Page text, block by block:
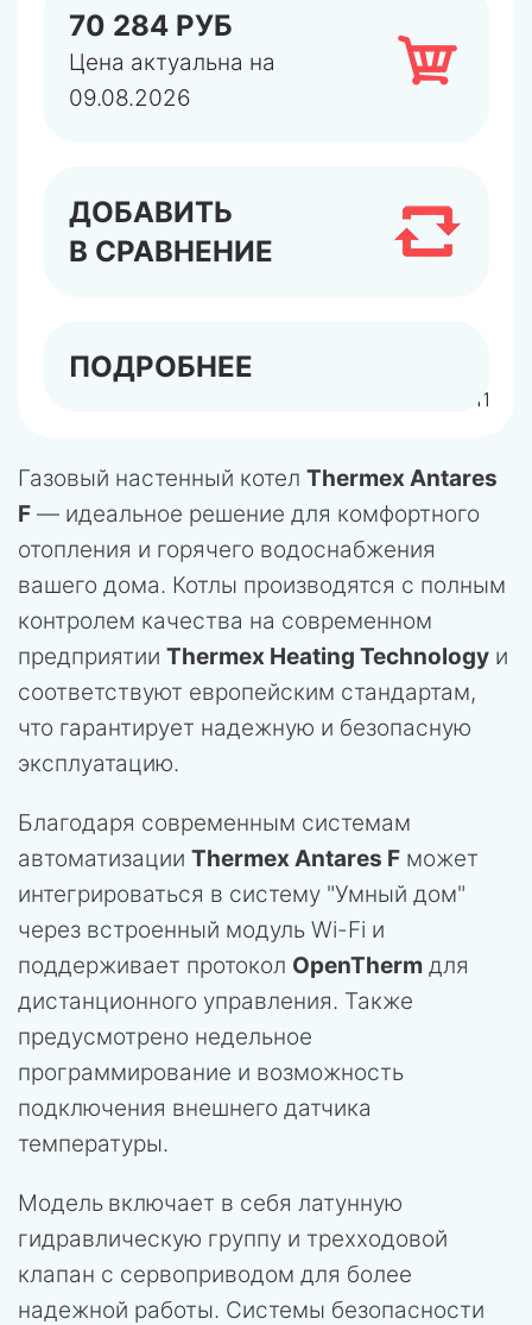
арт.447111
70 284 РУБ
Цена актуальна на
09.08.2026
ДОБАВИТЬ
В СРАВНЕНИЕ
ПОДРОБНЕЕ
Газовый настенный котел Thermex Antares
F — идеальное решение для комфортного
отопления и горячего водоснабжения
вашего дома. Котлы производятся с полным
контролем качества на современном
предприятии Thermex Heating Technology и
соответствуют европейским стандартам,
что гарантирует надежную и безопасную
эксплуатацию.
Благодаря современным системам
автоматизации Thermex Antares F может
интегрироваться в систему "Умный дом"
через встроенный модуль Wi-Fi и
поддерживает протокол OpenTherm для
дистанционного управления. Также
предусмотрено недельное
программирование и возможность
подключения внешнего датчика
температуры.
Модель включает в себя латунную
гидравлическую группу и трехходовой
клапан с сервоприводом для более
надежной работы. Системы безопасности